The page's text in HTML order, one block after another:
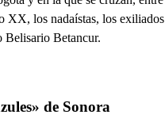
XX, los nadaístas, los exiliados
Belisario Betancur.